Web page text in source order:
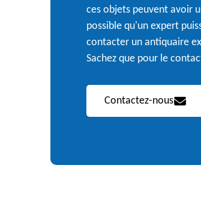
ces objets peuvent avoir
possible qu'un expert
contacter un antiquaire
Sachez que pour le
Contactez-nous